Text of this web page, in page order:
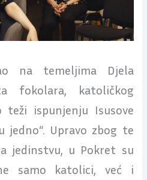
na temeljima Djela
fokolara, katoličkog
teži ispunjenju Isusove
jedno“. Upravo zbog te
jedinstvu, u Pokret su
samo katolici, već i